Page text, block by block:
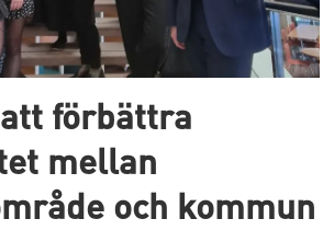
förbättra
mellan
och kommun